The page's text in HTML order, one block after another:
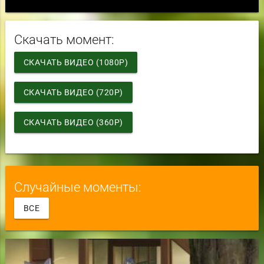
Скачать момент:
СКАЧАТЬ ВИДЕО (1080P)
СКАЧАТЬ ВИДЕО (720P)
СКАЧАТЬ ВИДЕО (360P)
Случайные моменты:
ВСЕ